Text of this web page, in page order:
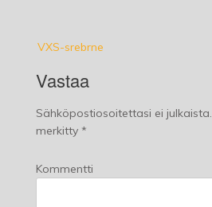
VXS-srebrne
Vastaa
Sähköpostiosoitettasi ei julkaista.
merkitty *
Kommentti